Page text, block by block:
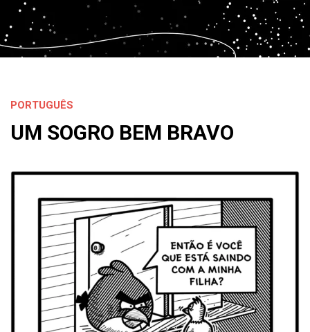
PORTUGUÊS
UM SOGRO BEM BRAVO